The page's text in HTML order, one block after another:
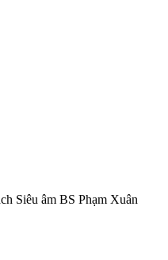
Siêu âm BS Phạm Xuân